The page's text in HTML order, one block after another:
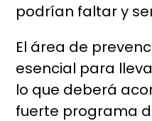
podrían faltar y
El área de
esencial para
lo que deberá
fuerte programa